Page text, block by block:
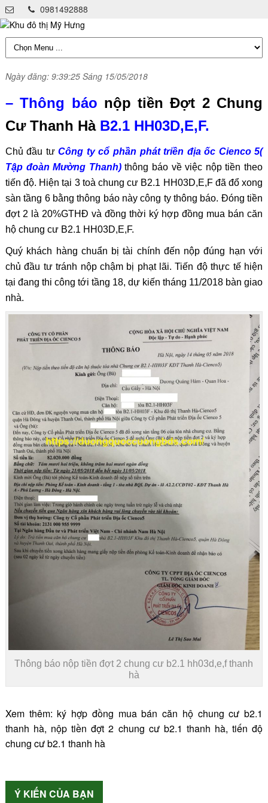
0981492888
Ngày đăng: 9:39:25 Sáng 15/05/2018
– Thông báo nộp tiền Đợt 2 Chung
Cư Thanh HàB2.1 HH03D,E,F.
Chủ đầu tưCông ty cổ phần phát triền địa ốc Cienco 5(
Tập đoàn Mường Thanh)thông báo về việc nộp tiền theo
tiến độ. Hiện tại 3 toà chung cư B2.1 HH03D,E,F đã đổ xong
sàn tầng 6 bằng thông báo này công ty thông báo. Đóng tiền
đợt 2 là 20%GTHĐ và đồng thời ký hợp đồng mua bán căn
hộ chung cư B2.1 HH03D,E,F.
Quý khách hàng chuẩn bị tài chính đến nộp đúng hạn với
chủ đầu tư tránh nộp chậm bị phạt lãi. Tiến độ thực tế hiện
tại đang thi công tới tầng 18, dự kiến tháng 11/2018 bàn giao
nhà.
Thông báo nộp tiền đợt 2 chung cư b2.1 hh03d,e,f thanh
hà
Xem thêm: ký hợp đồng mua bán căn hộ chung cư b2.1
thanh hà, nộp tiền đợt 2 chung cư b2.1 thanh hà, tiến độ
chung cư b2.1 thanh hà
Ý KIẾN CỦA BẠN